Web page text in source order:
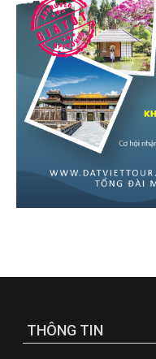
THÔNG TIN